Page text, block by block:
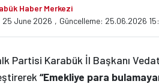
Haber Merkezi
25 June 2026 , Güncelleme: 25.06.2026
Partisi Karabük İl Başkanı
“Emekliye para